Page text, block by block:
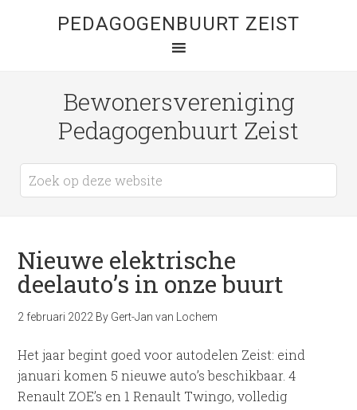
PEDAGOGENBUURT ZEIST
Bewonersvereniging
Pedagogenbuurt Zeist
Nieuwe elektrische
deelauto’s in onze buurt
2 februari 2022 By Gert-Jan van Lochem
Het jaar begint goed voor autodelen Zeist: eind
januari komen 5 nieuwe auto’s beschikbaar. 4
Renault ZOE’s en 1 Renault Twingo, volledig